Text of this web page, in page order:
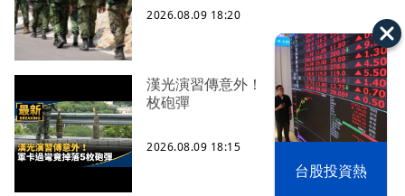
台股投資熱
2026.08.09 18:20
漢光演習傳意外！ 軍卡過彎竟掉落5
枚砲彈
2026.08.09 18:15